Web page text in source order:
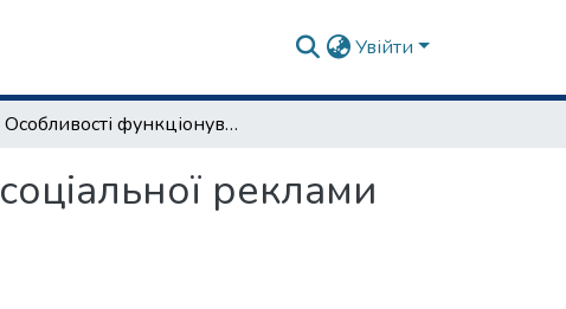
Увійти
Особливості функціонування аудіовізуальної соціальної реклами США (на прикладі проблематики ДТП)
реклами